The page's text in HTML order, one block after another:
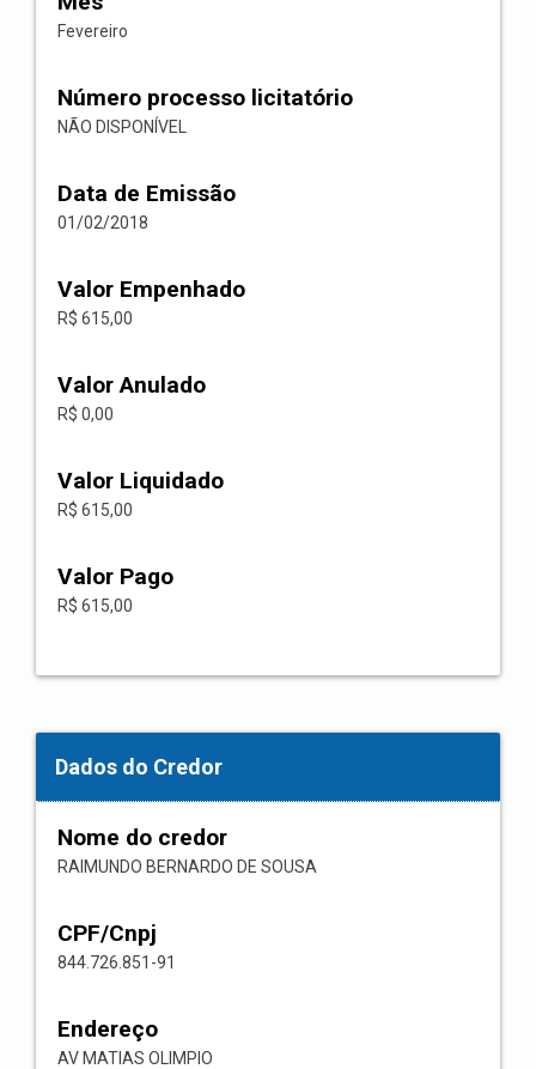
Fevereiro
Número processo licitatório
NÃO DISPONÍVEL
Data de Emissão
01/02/2018
Valor Empenhado
R$ 615,00
Valor Anulado
R$ 0,00
Valor Liquidado
R$ 615,00
Valor Pago
R$ 615,00
Dados do Credor
Nome do credor
RAIMUNDO BERNARDO DE SOUSA
CPF/Cnpj
844.726.851-91
Endereço
AV MATIAS OLIMPIO